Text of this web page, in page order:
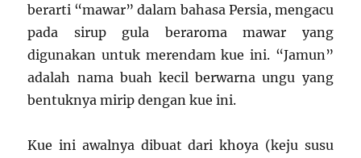
berarti “mawar” dalam bahasa Persia, mengacu
pada sirup gula beraroma mawar yang
digunakan untuk merendam kue ini. “Jamun”
adalah nama buah kecil berwarna ungu yang
bentuknya mirip dengan kue ini.
Kue ini awalnya dibuat dari khoya (keju susu